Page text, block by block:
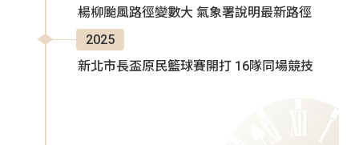
楊柳颱風路徑變數大 氣象署說明最新路徑
2025
新北市長盃原民籃球賽開打 16隊同場競技